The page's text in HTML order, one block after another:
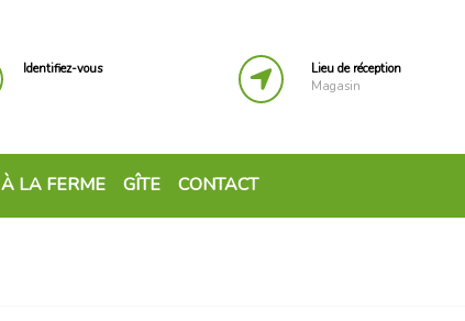
Identifiez-vous
Lieu de réception
Magasin
LA FERME GÎTE CONTACT